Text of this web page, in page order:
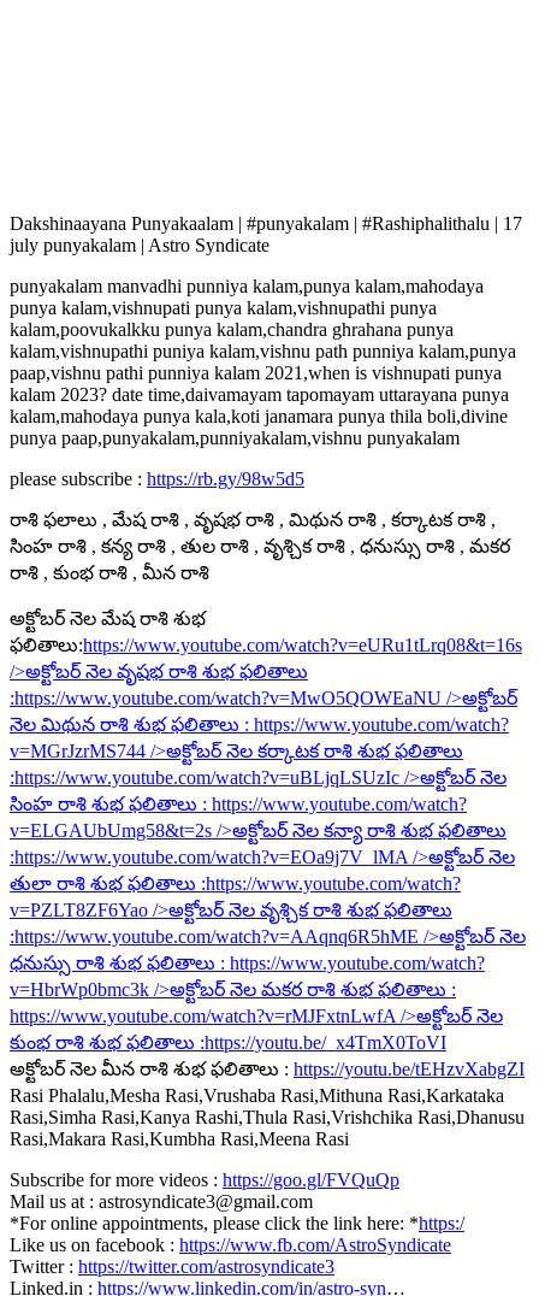
Dakshinaayana Punyakaalam | #punyakalam | #Rashiphalithalu | 17
july punyakalam | Astro Syndicate
punyakalam manvadhi punniya kalam,punya kalam,mahodaya
punya kalam,vishnupati punya kalam,vishnupathi punya
kalam,poovukalkku punya kalam,chandra ghrahana punya
kalam,vishnupathi puniya kalam,vishnu path punniya kalam,punya
paap,vishnu pathi punniya kalam 2021,when is vishnupati punya
kalam 2023? date time,daivamayam tapomayam uttarayana punya
kalam,mahodaya punya kala,koti janamara punya thila boli,divine
punya paap,punyakalam,punniyakalam,vishnu punyakalam
please subscribe : https://rb.gy/98w5d5
రాశి ఫలాలు , మేష రాశి , వృషభ రాశి , మిథున రాశి , కర్కాటక రాశి ,
సింహ రాశి , కన్య రాశి , తుల రాశి , వృశ్చిక రాశి , ధనుస్సు రాశి , మకర
రాశి , కుంభ రాశి , మీన రాశి
అక్టోబర్ నెల మేష రాశి శుభ
ఫలితాలు:https://www.youtube.com/watch?v=eURu1tLrq08&t=16s
/>అక్టోబర్ నెల వృషభ రాశి శుభ ఫలితాలు
:https://www.youtube.com/watch?v=MwO5QOWEaNU />అక్టోబర్
నెల మిథున రాశి శుభ ఫలితాలు : https://www.youtube.com/watch?
v=MGrJzrMS744 />అక్టోబర్ నెల కర్కాటక రాశి శుభ ఫలితాలు
:https://www.youtube.com/watch?v=uBLjqLSUzIc />అక్టోబర్ నెల
సింహ రాశి శుభ ఫలితాలు : https://www.youtube.com/watch?
v=ELGAUbUmg58&t=2s />అక్టోబర్ నెల కన్యా రాశి శుభ ఫలితాలు
:https://www.youtube.com/watch?v=EOa9j7V_lMA />అక్టోబర్ నెల
తులా రాశి శుభ ఫలితాలు :https://www.youtube.com/watch?
v=PZLT8ZF6Yao />అక్టోబర్ నెల వృశ్చిక రాశి శుభ ఫలితాలు
:https://www.youtube.com/watch?v=AAqnq6R5hME />అక్టోబర్ నెల
ధనుస్సు రాశి శుభ ఫలితాలు : https://www.youtube.com/watch?
v=HbrWp0bmc3k />అక్టోబర్ నెల మకర రాశి శుభ ఫలితాలు :
https://www.youtube.com/watch?v=rMJFxtnLwfA />అక్టోబర్ నెల
కుంభ రాశి శుభ ఫలితాలు :https://youtu.be/_x4TmX0ToVI
అక్టోబర్ నెల మీన రాశి శుభ ఫలితాలు : https://youtu.be/tEHzvXabgZI
Rasi Phalalu,Mesha Rasi,Vrushaba Rasi,Mithuna Rasi,Karkataka
Rasi,Simha Rasi,Kanya Rashi,Thula Rasi,Vrishchika Rasi,Dhanusu
Rasi,Makara Rasi,Kumbha Rasi,Meena Rasi
Subscribe for more videos : https://goo.gl/FVQuQp
Mail us at : astrosyndicate3@gmail.com
*For online appointments, please click the link here: *https:/
Like us on facebook : https://www.fb.com/AstroSyndicate
Twitter : https://twitter.com/astrosyndicate3
Linked.in : https://www.linkedin.com/in/astro-syn…